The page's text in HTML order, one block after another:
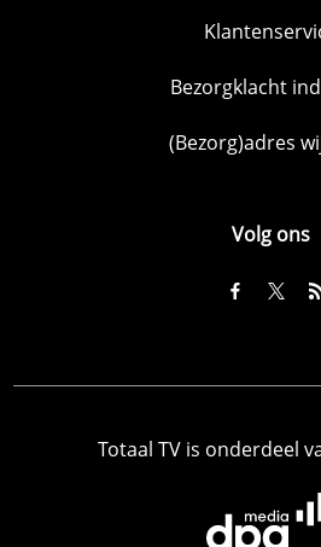
Bezorgklacht
(Bezorg)adres
Volg ons
Totaal TV is onderdeel